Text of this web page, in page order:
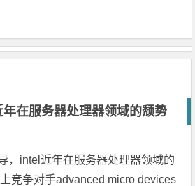
在服务器处理器领域的颓势
，intel近年在服务器处理器领域的
竞争对手advanced micro devices